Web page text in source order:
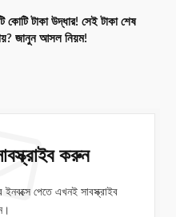
কোটি টাকা উদ্ধার! সেই টাকা শেষ
জানুন আসল নিয়ম!
করুন
পেতে এখনই সাবস্ক্রাইব